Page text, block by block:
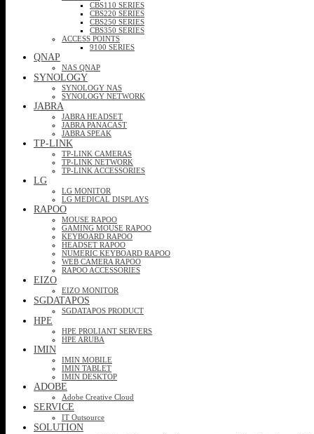
CBS110 SERIES
CBS220 SERIES
CBS250 SERIES
CBS350 SERIES
ACCESS POINTS
9100 SERIES
QNAP
NAS QNAP
SYNOLOGY
SYNOLOGY NAS
SYNOLOGY NETWORK
JABRA
JABRA HEADSET
JABRA PANACAST
JABRA SPEAK
TP-LINK
TP-LINK CAMERAS
TP-LINK NETWORK
TP-LINK ACCESSORIES
LG
LG MONITOR
LG MEDICAL DISPLAYS
RAPOO
MOUSE RAPOO
GAMING MOUSE RAPOO
KEYBOARD RAPOO
HEADSET RAPOO
NUMERIC KEYBOARD RAPOO
WEB CAMERA RAPOO
RAPOO ACCESSORIES
EIZO
EIZO MONITOR
SGDATAPOS
SGDATAPOS PRODUCT
HPE
HPE PROLIANT SERVERS
HPE ARUBA
IMIN
IMIN MOBILE
IMIN TABLET
IMIN DESKTOP
ADOBE
Adobe Creative Cloud
SERVICE
IT Outsource
SOLUTION